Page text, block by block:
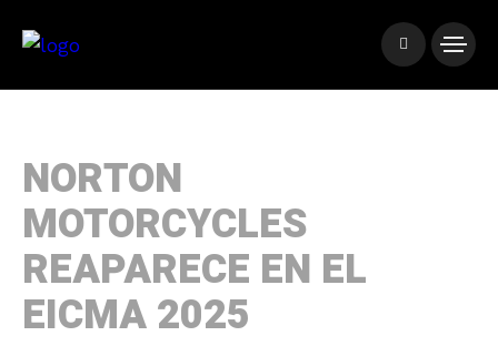
NORTON
MOTORCYCLES
REAPARECE EN EL
EICMA 2025